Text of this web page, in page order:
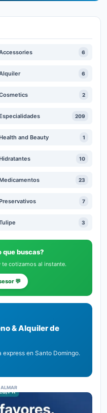
6
6
2
209
and Beauty 1
10
23
7
3
que buscas?
te cotizamos al instante.
💬
& Alquiler de
en Santo Domingo.